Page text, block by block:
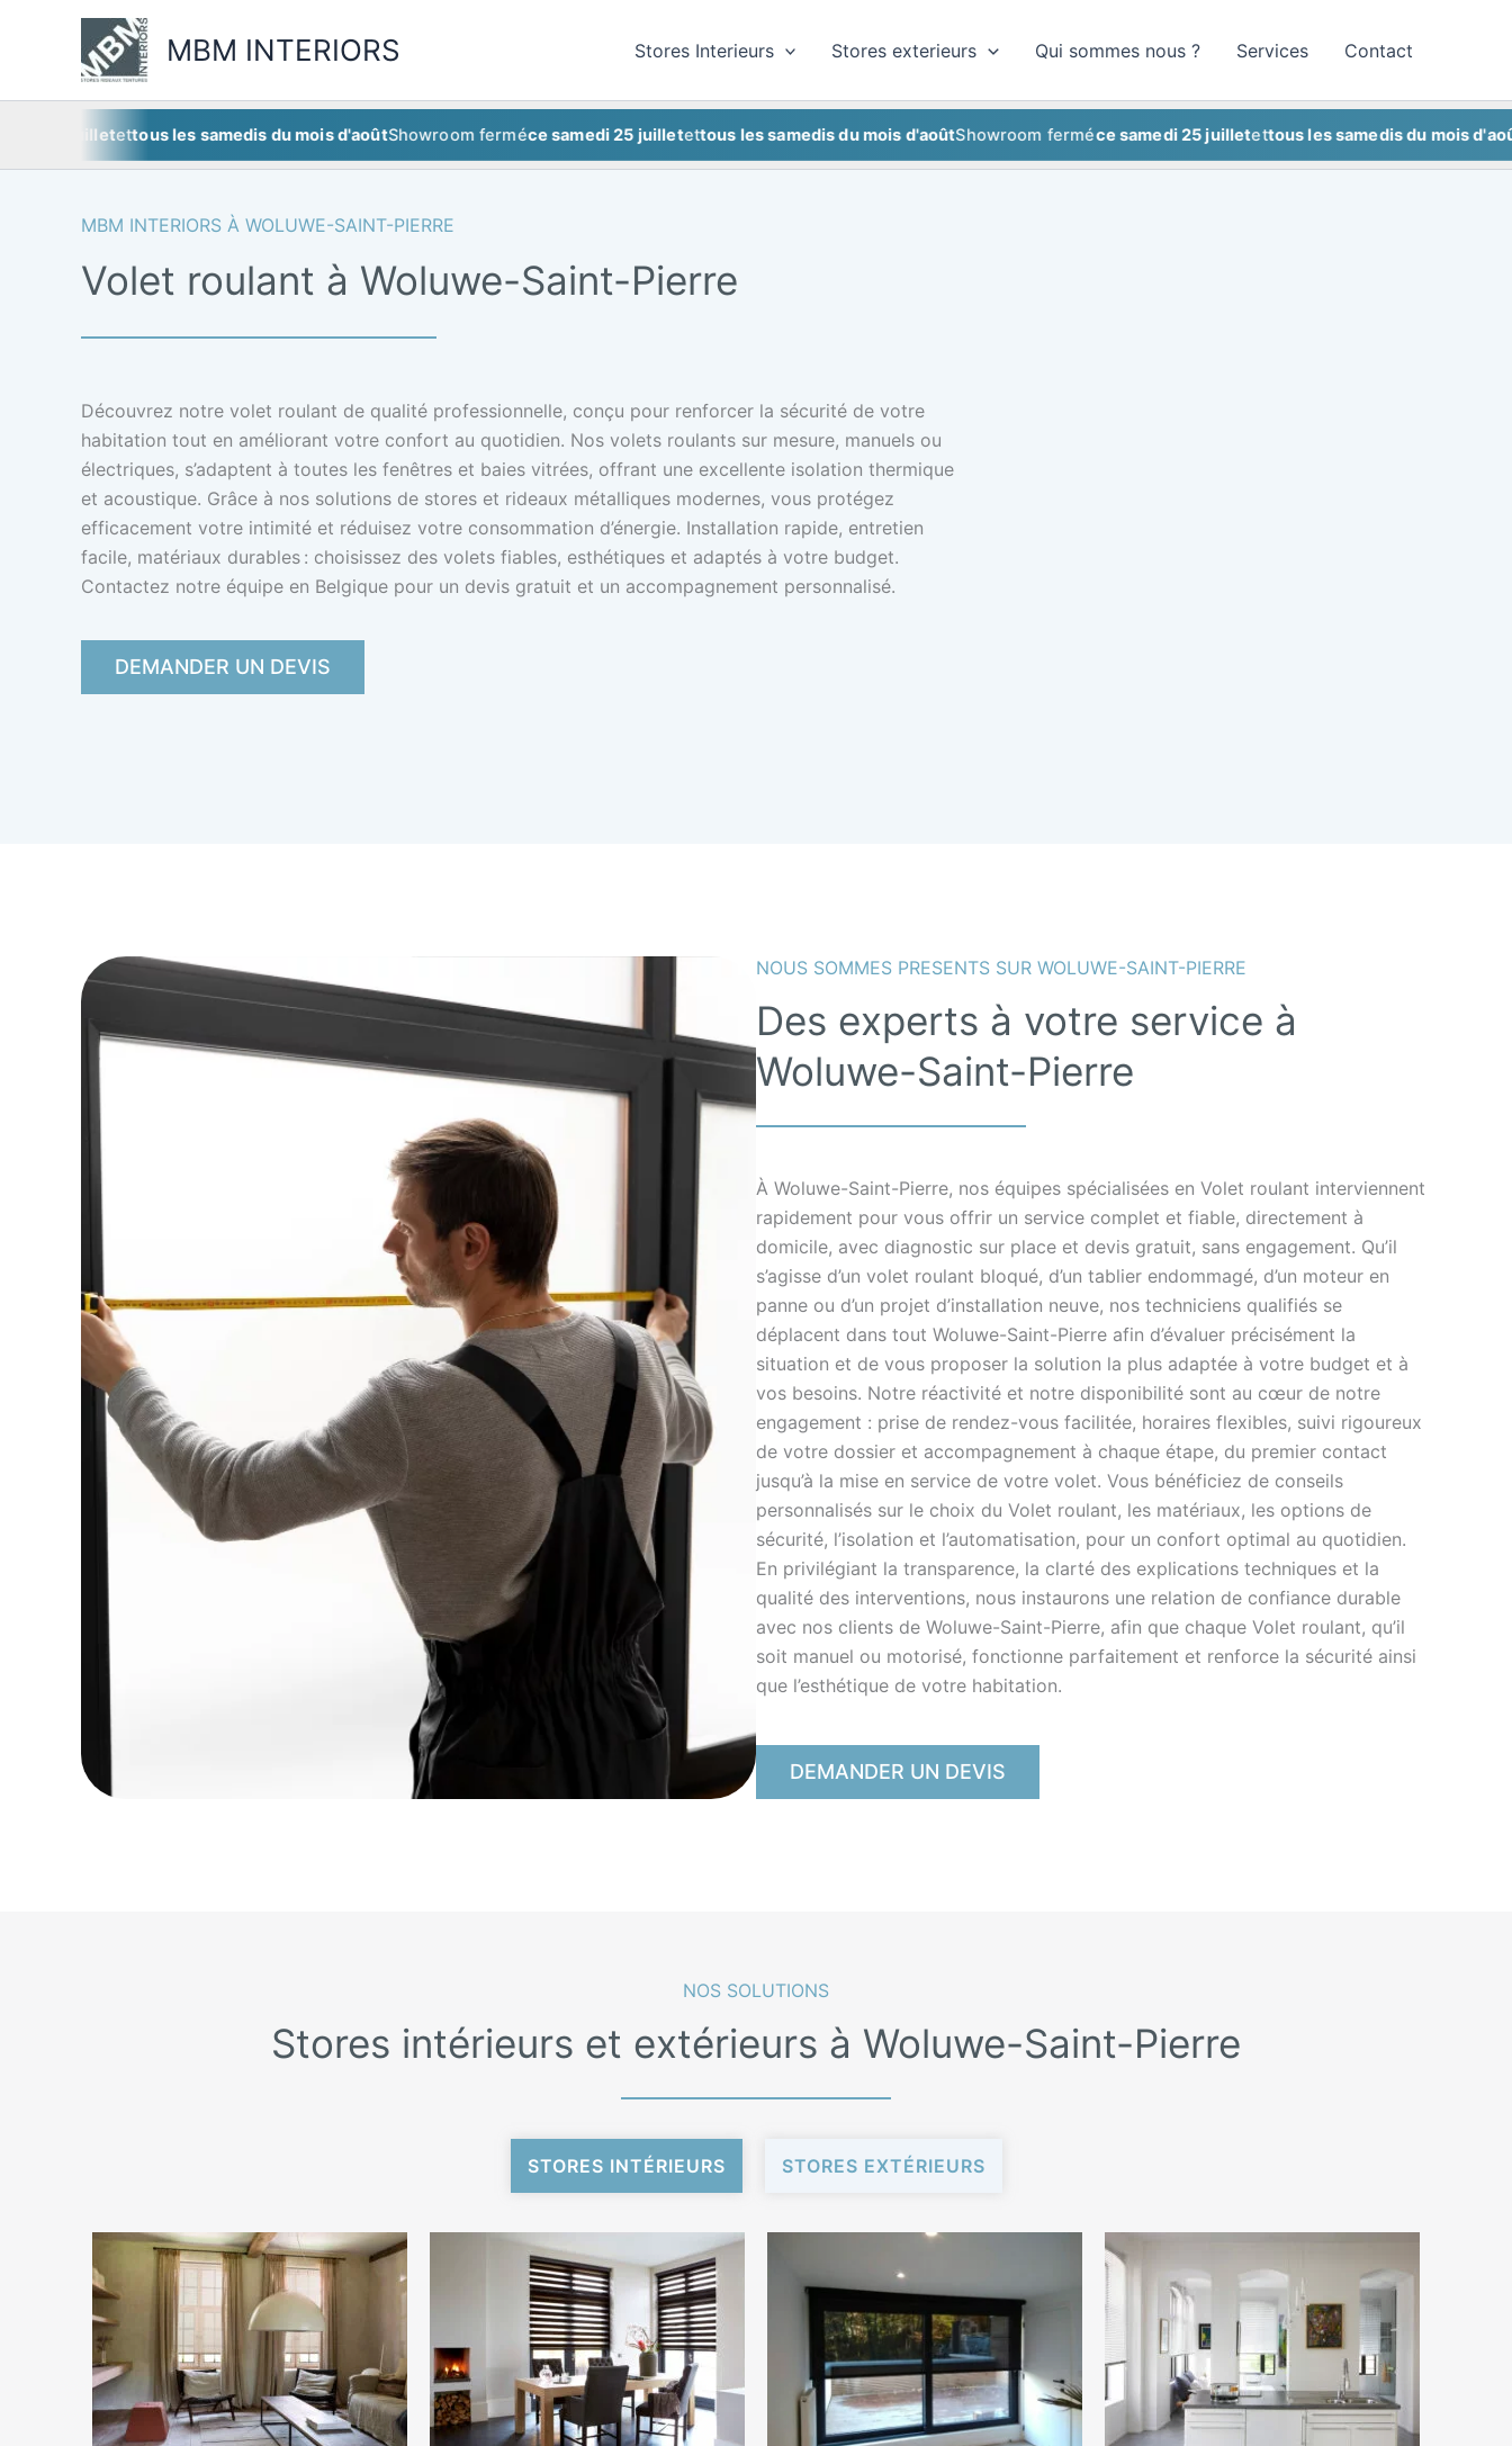
MBM INTERIORS Stores Interieurs Stores exterieurs Qui sommes nous ? Services Contact
tous les samedis du mois d'aoûtShowroom fermé ce samedi 25 juilletettous les samedis du mois d'août Showroom fermé ce samedi 25 juilletettous les samedis du mois d'août
MBM INTERIORS À WOLUWE-SAINT-PIERRE
Volet roulant à Woluwe-Saint-Pierre
Découvrez notre volet roulant de qualité professionnelle, conçu pour renforcer la sécurité de votre
habitation tout en améliorant votre confort au quotidien. Nos volets roulants sur mesure, manuels ou
électriques, s’adaptent à toutes les fenêtres et baies vitrées, offrant une excellente isolation thermique
et acoustique. Grâce à nos solutions de stores et rideaux métalliques modernes, vous protégez
efficacement votre intimité et réduisez votre consommation d’énergie. Installation rapide, entretien
facile, matériaux durables : choisissez des volets fiables, esthétiques et adaptés à votre budget.
Contactez notre équipe en Belgique pour un devis gratuit et un accompagnement personnalisé.
DEMANDER UN DEVIS
NOUS SOMMES PRESENTS SUR WOLUWE-SAINT-PIERRE
Des experts à votre service à
Woluwe-Saint-Pierre
À Woluwe-Saint-Pierre, nos équipes spécialisées en Volet roulant interviennent
rapidement pour vous offrir un service complet et fiable, directement à
domicile, avec diagnostic sur place et devis gratuit, sans engagement. Qu’il
s’agisse d’un volet roulant bloqué, d’un tablier endommagé, d’un moteur en
panne ou d’un projet d’installation neuve, nos techniciens qualifiés se
déplacent dans tout Woluwe-Saint-Pierre afin d’évaluer précisément la
situation et de vous proposer la solution la plus adaptée à votre budget et à
vos besoins. Notre réactivité et notre disponibilité sont au cœur de notre
engagement : prise de rendez-vous facilitée, horaires flexibles, suivi rigoureux
de votre dossier et accompagnement à chaque étape, du premier contact
jusqu’à la mise en service de votre volet. Vous bénéficiez de conseils
personnalisés sur le choix du Volet roulant, les matériaux, les options de
sécurité, l’isolation et l’automatisation, pour un confort optimal au quotidien.
En privilégiant la transparence, la clarté des explications techniques et la
qualité des interventions, nous instaurons une relation de confiance durable
avec nos clients de Woluwe-Saint-Pierre, afin que chaque Volet roulant, qu’il
soit manuel ou motorisé, fonctionne parfaitement et renforce la sécurité ainsi
que l’esthétique de votre habitation.
DEMANDER UN DEVIS
NOS SOLUTIONS
Stores intérieurs et extérieurs à Woluwe-Saint-Pierre
STORES INTÉRIEURS STORES EXTÉRIEURS